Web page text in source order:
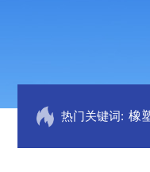
热门关键词: